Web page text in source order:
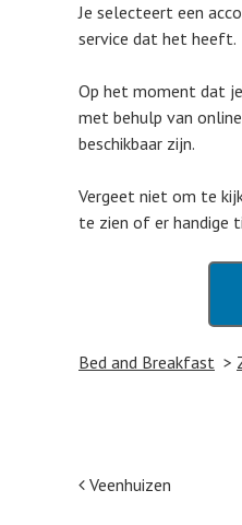
Je selecteert een
service dat het heeft.
Op het moment dat
met behulp van
beschikbaar zijn.
Vergeet niet om te
te zien of er handige
Bed and Breakfast
Post
Veenhuizen